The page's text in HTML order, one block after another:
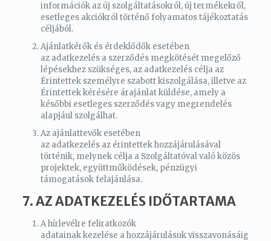
információk az új szolgáltatásokról, új termékekről,
esetleges akciókról történő folyamatos tájékoztatás
céljából.
Ajánlatkérők és érdeklődők esetében
az adatkezelés a szerződés megkötését megelőző
lépésekhez szükséges, az adatkezelés célja az
Érintettek személyre szabott kiszolgálása, illetve az
Érintettek kérésére árajánlat küldése, amely a
későbbi esetleges szerződés vagy megrendelés
alapjául szolgálhat.
Az ajánlattevők esetében
az adatkezelés az érintettek hozzájárulásával
történik, melynek célja a Szolgáltatóval való közös
projektek, együttműködések, pénzügyi
támogatások felajánlása.
7. AZ ADATKEZELÉS IDŐTARTAMA
A hírlevélre feliratkozók
adatainak kezelése a hozzájárulásuk visszavonásáig